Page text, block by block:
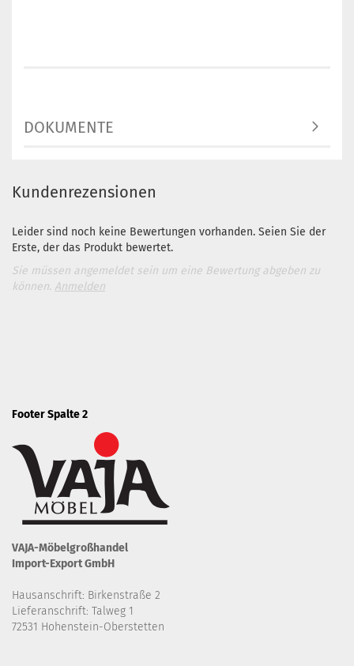
DOKUMENTE
Kundenrezensionen
Leider sind noch keine Bewertungen vorhanden. Seien Sie der
Erste, der das Produkt bewertet.
Sie müssen angemeldet sein um eine Bewertung abgeben zu
können. Anmelden
Footer Spalte 2
VAJA-Möbelgroßhandel
Import-Export GmbH
Hausanschrift: Birkenstraße 2
Lieferanschrift: Talweg 1
72531 Hohenstein-Oberstetten